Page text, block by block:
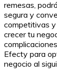
remesas,
segura y
competitivas
crecer tu
Efecty para
negocio al